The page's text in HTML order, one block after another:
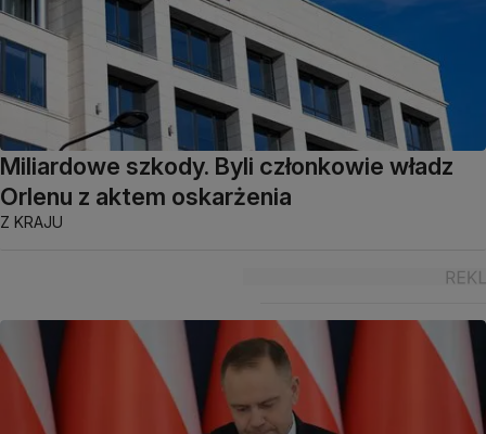
Miliardowe szkody. Byli członkowie władz
Orlenu z aktem oskarżenia
Z KRAJU